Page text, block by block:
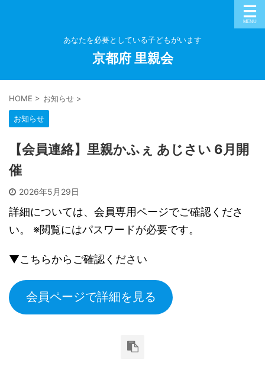
あなたを必要としている子どもがいます
京都府 里親会
HOME > お知らせ >
お知らせ
【会員連絡】里親かふぇ あじさい 6月開
催
2026年5月29日
詳細については、会員専用ページでご確認くださ
い。 ※閲覧にはパスワードが必要です。
▼こちらからご確認ください
会員ページで詳細を見る